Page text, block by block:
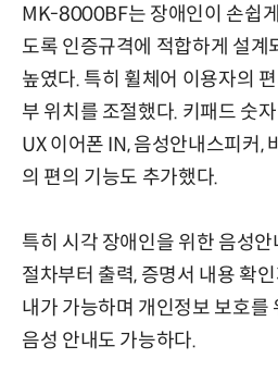
MK-8000BF는 장애인이 손쉽
도록 인증규격에 적합하게 설계
높였다. 특히 휠체어 이용자의
부 위치를 조절했다. 키패드 숫
UX 이어폰 IN, 음성안내스피커,
의 편의 기능도 추가했다.
특히 시각 장애인을 위한 음성
절차부터 출력, 증명서 내용 확
내가 가능하며 개인정보 보호를
음성 안내도 가능하다.